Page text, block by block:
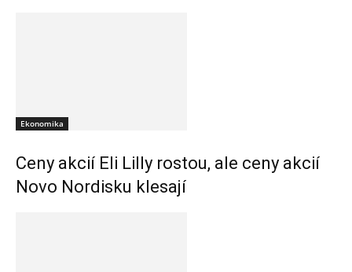
Ekonomika
Ceny akcií Eli Lilly rostou, ale ceny akcií
Novo Nordisku klesají